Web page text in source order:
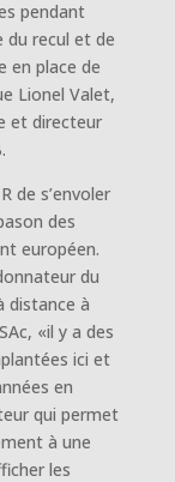
pendant
du recul et de
en place de
Lionel Valet,
et directeur
de s’envoler
des
européen.
du
distance à
«il y a des
ici et
en
qui permet
à une
les